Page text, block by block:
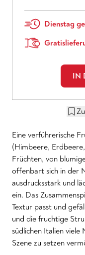
Dienstag
IN
Eine verführerische
(Himbeere,
Früchten, von
offenbart sich in der
ausdrucksstark und
ein. Das
Textur passt und
und die fruchtige
südlichen Italien viele
Szene zu setzen